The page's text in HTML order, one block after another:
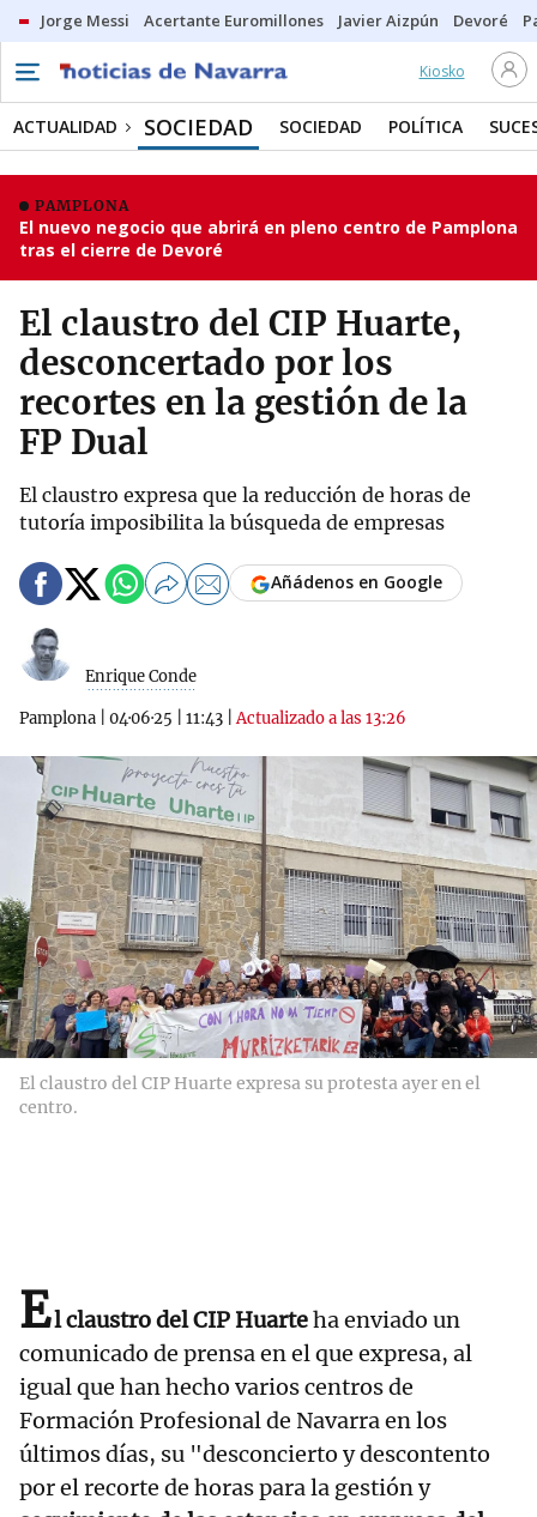
Jorge Messi Acertante Euromillones Javier Aizpún Devoré
Kiosko
ACTUALIDAD SOCIEDAD SOCIEDAD POLÍTICA
PAMPLONA
El nuevo negocio que abrirá en pleno centro de Pamplona
tras el cierre de Devoré
El claustro del CIP Huarte,
desconcertado por los
recortes en la gestión de la
FP Dual
El claustro expresa que la reducción de horas de
tutoría imposibilita la búsqueda de empresas
Enrique Conde
Pamplona 04·06·25 11:43 |Actualizado a las 13:26
Añádenos en Google
El claustro del CIP Huarte expresa su protesta ayer en el
centro.
El claustro del CIP Huarteha enviado un
comunicado de prensa en el que expresa, al
igual que han hecho varios centros de
Formación Profesional de Navarra en los
últimos días, su "desconcierto y descontento
por el recorte de horas para la gestión y